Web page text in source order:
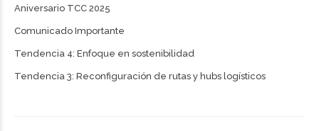
Aniversario TCC 2025
Comunicado Importante
Tendencia 4: Enfoque en sostenibilidad
Tendencia 3: Reconfiguración de rutas y hubs logísticos